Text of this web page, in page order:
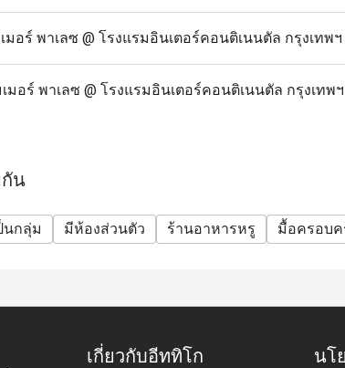
าวัณ
มอร์ พาเลซ @ โรงแรมอินเตอร์คอนติเนนตัล กรุงเทพฯ
มอร์ พาเลซ @ โรงแรมอินเตอร์คอนติเนนตัล กรุงเทพ
น
นกลุ่ม มีห้องส่วนตัว ร้านอาหารหรู มื้อครอบค
เกี่ยวกับอีททิโก นโ